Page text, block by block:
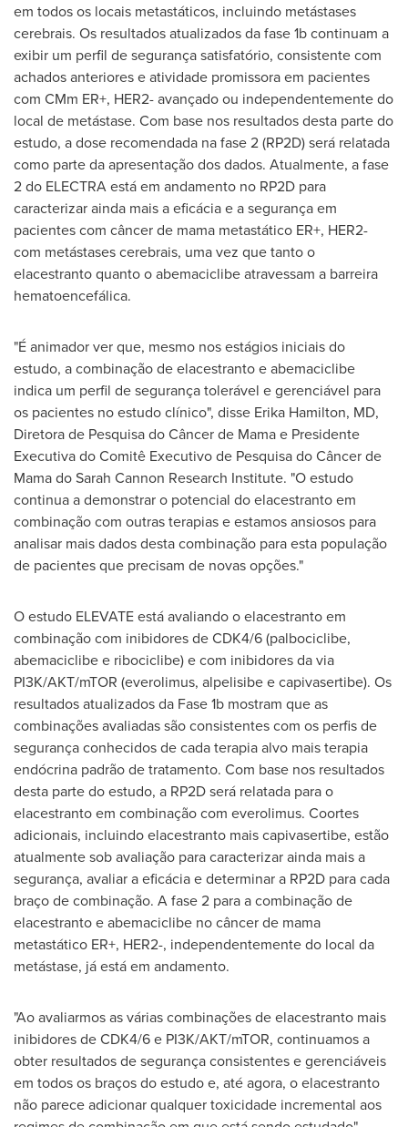
em todos os locais metastáticos, incluindo metástases
cerebrais. Os resultados atualizados da fase1bcontinuam a
exibir um perfil de segurança satisfatório, consistente com
achados anteriores e atividade promissora em pacientes
com CMm ER+, HER2- avançado ou independentemente do
local de metástase. Com base nos resultados desta parte do
estudo, a dose recomendada na fase 2 (RP2D) será relatada
como parte da apresentação dos dados. Atualmente, a fase
2 do ELECTRAestá em andamento no RP2D para
caracterizar ainda mais a eficácia e a segurança em
pacientes com câncer de mama metastático ER+, HER2-
com metástases cerebrais, uma vez que tanto o
elacestranto quanto o abemaciclibe atravessam a barreira
hematoencefálica.
"É animador ver que, mesmo nos estágios iniciais do
estudo, a combinação de elacestranto e abemaciclibe
indica um perfil de segurança tolerável e gerenciável para
os pacientes no estudo clínico", disse Erika Hamilton, MD,
Diretora de Pesquisa do Câncer de Mama e Presidente
Executiva do Comitê Executivo de Pesquisa do Câncer de
Mama do Sarah Cannon Research Institute. "O estudo
continua a demonstrar o potencial do elacestranto em
combinação com outras terapias e estamos ansiosos para
analisar mais dados desta combinação para esta população
de pacientes que precisam de novas opções."
O estudo ELEVATE está avaliando o elacestranto em
combinação com inibidores de CDK4/6 (palbociclibe,
abemaciclibe e ribociclibe) e com inibidores da via
PI3K/AKT/mTOR (everolimus, alpelisibe e capivasertibe). Os
resultados atualizados da Fase1b mostram que as
combinações avaliadas são consistentes com os perfis de
segurança conhecidos de cada terapia alvo mais terapia
endócrina padrão de tratamento. Com base nos resultados
desta parte do estudo, a RP2D será relatada para o
elacestranto em combinação com everolimus. Coortes
adicionais, incluindo elacestranto mais capivasertibe, estão
atualmente sob avaliação para caracterizar ainda mais a
segurança, avaliar a eficácia e determinar a RP2D para cada
braço de combinação. A fase 2 para a combinação de
elacestranto e abemaciclibe no câncer de mama
metastático ER+, HER2-, independentemente do local da
metástase, já está em andamento.
"Ao avaliarmos as várias combinações de elacestranto mais
inibidores de CDK4/6 e PI3K/AKT/mTOR, continuamos a
obter resultados de segurança consistentes e gerenciáveis
em todos os braços do estudo e, até agora, o elacestranto
não parece adicionar qualquer toxicidade incremental aos